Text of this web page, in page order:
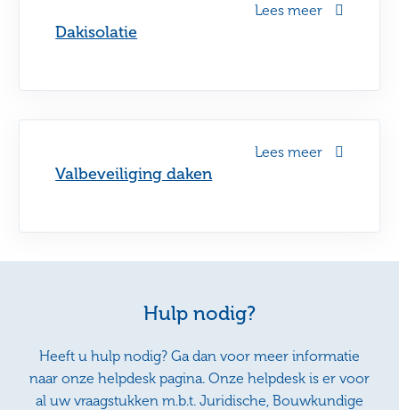
Valbeveiliging daken
Lees meer
Dakisolatie
Lees meer
Hulp nodig?
Heeft u hulp nodig? Ga dan voor meer informatie
naar onze helpdesk pagina. Onze helpdesk is er voor
al uw vraagstukken m.b.t. Juridische, Bouwkundige